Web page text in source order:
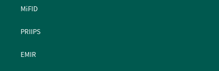
MiFID
PRIIPS
EMIR